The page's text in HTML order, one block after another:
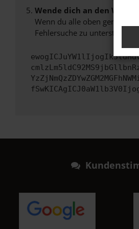
Wende dich an den
Wenn du alle oben
Fehlersuche zu unterstützen: